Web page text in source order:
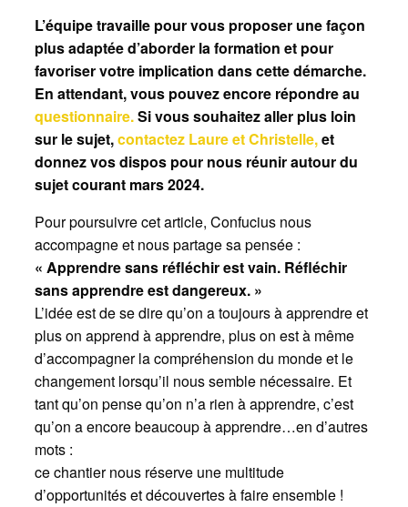
L’équipe travaille pour vous proposer une façon
plus adaptée d’aborder la formation et pour
favoriser votre implication dans cette démarche.
En attendant, vous pouvez encore répondre au
questionnaire.Si vous souhaitez aller plus loin
sur le sujet,contactez Laure et Christelle,et
donnez vos dispos pour nous réunir autour du
sujet courant mars 2024.
Pour poursuivre cet article, Confucius nous
accompagne et nous partage sa pensée :
« Apprendre sans réfléchir est vain. Réfléchir
sans apprendre est dangereux. »
L’idée est de se dire qu’on a toujours à apprendre et
plus on apprend à apprendre, plus on est à même
d’accompagner la compréhension du monde et le
changement lorsqu’il nous semble nécessaire. Et
tant qu’on pense qu’on n’a rien à apprendre, c’est
qu’on a encore beaucoup à apprendre…en d’autres
mots :
ce chantier nous réserve une multitude
d’opportunités et découvertes à faire ensemble !